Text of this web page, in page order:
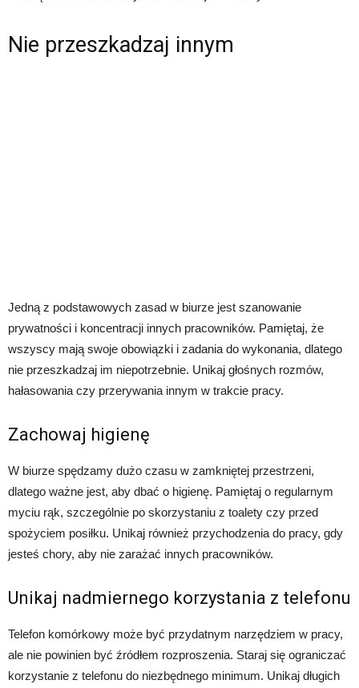
Nie przeszkadzaj innym
Jedną z podstawowych zasad w biurze jest szanowanie
prywatności i koncentracji innych pracowników. Pamiętaj, że
wszyscy mają swoje obowiązki i zadania do wykonania, dlatego
nie przeszkadzaj im niepotrzebnie. Unikaj głośnych rozmów,
hałasowania czy przerywania innym w trakcie pracy.
Zachowaj higienę
W biurze spędzamy dużo czasu w zamkniętej przestrzeni,
dlatego ważne jest, aby dbać o higienę. Pamiętaj o regularnym
myciu rąk, szczególnie po skorzystaniu z toalety czy przed
spożyciem posiłku. Unikaj również przychodzenia do pracy, gdy
jesteś chory, aby nie zarażać innych pracowników.
Unikaj nadmiernego korzystania z telefonu
Telefon komórkowy może być przydatnym narzędziem w pracy,
ale nie powinien być źródłem rozproszenia. Staraj się ograniczać
korzystanie z telefonu do niezbędnego minimum. Unikaj długich